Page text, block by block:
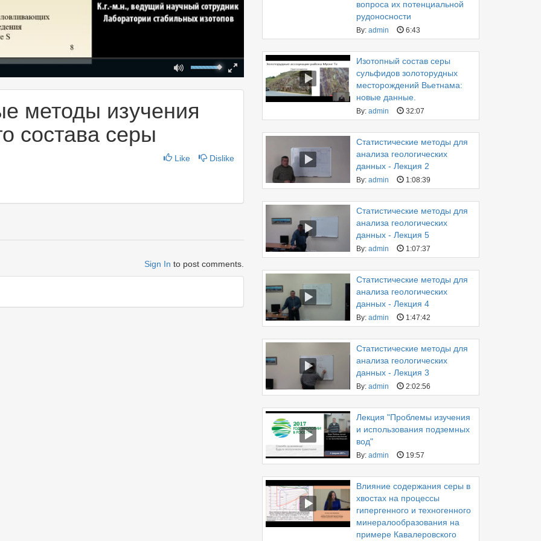
Fullscreen
00:00
методы изучения
состава серы
Like Dislike
Sign In to post comments.
вопроса их потенциальной
рудоносности
By: admin 6:43
Изотопный состав серы
сульфидов золоторудных
месторождений Вьетнама:
новые данные.
By: admin 32:07
Статистические методы для
анализа геологических
данных - Лекция 2
By: admin 1:08:39
Статистические методы для
анализа геологических
данных - Лекция 5
By: admin 1:07:37
Статистические методы для
анализа геологических
данных - Лекция 4
By: admin 1:47:42
Статистические методы для
анализа геологических
данных - Лекция 3
By: admin 2:02:56
Лекция "Проблемы изучения
и использования подземных
вод"
By: admin 19:57
Влияние содержания серы в
хвостах на процессы
гипергенного и техногенного
минералообразования на
примере Кавалеровского